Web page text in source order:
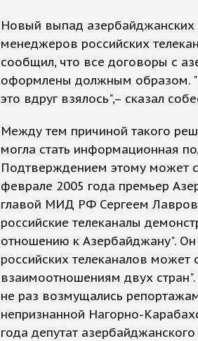
Новый выпад азербайджанских
менеджеров российских
сообщил, что все договоры с
оформлены должным образом.
это вдруг взялось",– сказал
Между тем причиной такого
могла стать информационная
Подтверждением этому может
феврале 2005 года премьер
главой МИД РФ Сергеем
российские телеканалы
отношению к Азербайджану". Он
российских телеканалов может
взаимоотношениям двух
не раз возмущались
непризнанной Нагорно-
года депутат